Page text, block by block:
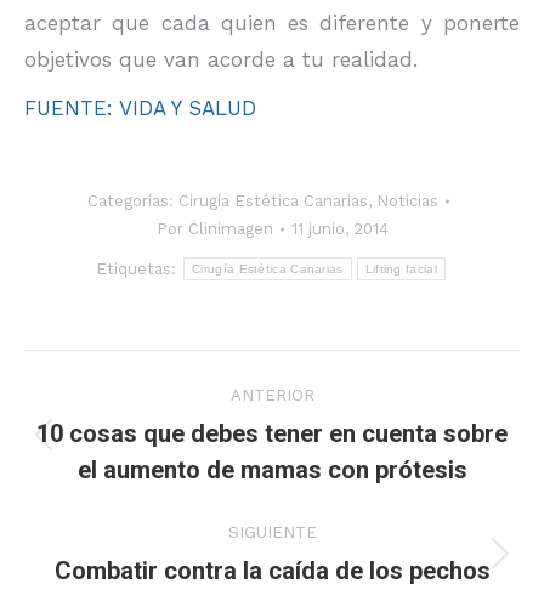
aceptar que cada quien es diferente y ponerte
objetivos que van acorde a tu realidad.
FUENTE: VIDA Y SALUD
Categorías: Cirugía Estética Canarias, Noticias
Por Clinimagen 11 junio, 2014
Etiquetas: Cirugía Estética Canarias Lifting facial
entre
publicaciones
ANTERIOR
10 cosas que debes tener en cuenta sobre
el aumento de mamas con prótesis
SIGUIENTE
Publicación
Combatir contra la caída de los pechos